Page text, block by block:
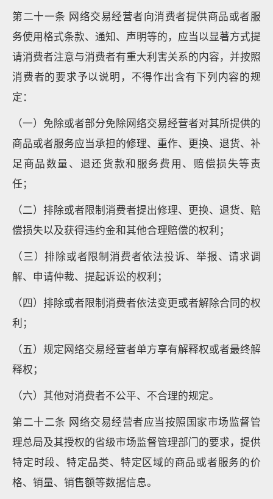
第二十一条 网络交易经营者向消费者提供商品或者服
务使用格式条款、通知、声明等的，应当以显著方式提
请消费者注意与消费者有重大利害关系的内容，并按照
消费者的要求予以说明，不得作出含有下列内容的规
定：
（一）免除或者部分免除网络交易经营者对其所提供的
商品或者服务应当承担的修理、重作、更换、退货、补
足商品数量、退还货款和服务费用、赔偿损失等责
任；
（二）排除或者限制消费者提出修理、更换、退货、赔
偿损失以及获得违约金和其他合理赔偿的权利；
（三）排除或者限制消费者依法投诉、举报、请求调
解、申请仲裁、提起诉讼的权利；
（四）排除或者限制消费者依法变更或者解除合同的权
利；
（五）规定网络交易经营者单方享有解释权或者最终解
释权；
（六）其他对消费者不公平、不合理的规定。
第二十二条 网络交易经营者应当按照国家市场监督管
理总局及其授权的省级市场监督管理部门的要求，提供
特定时段、特定品类、特定区域的商品或者服务的价
格、销量、销售额等数据信息。